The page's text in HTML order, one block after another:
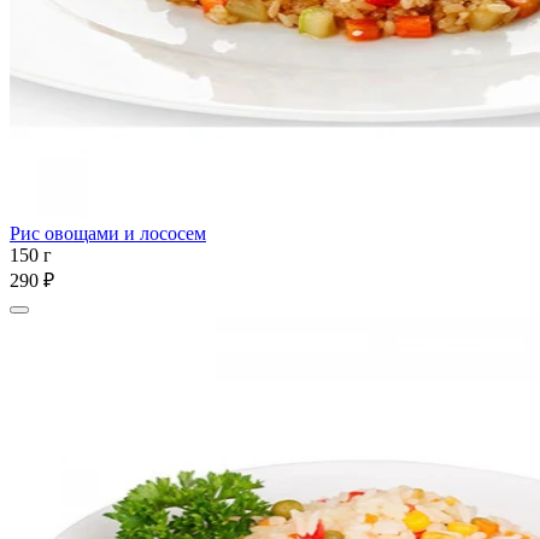
Рис овощами и лососем
150 г
290 ₽